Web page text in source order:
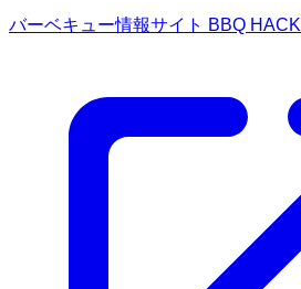
バーベキュー情報サイト BBQ HACK